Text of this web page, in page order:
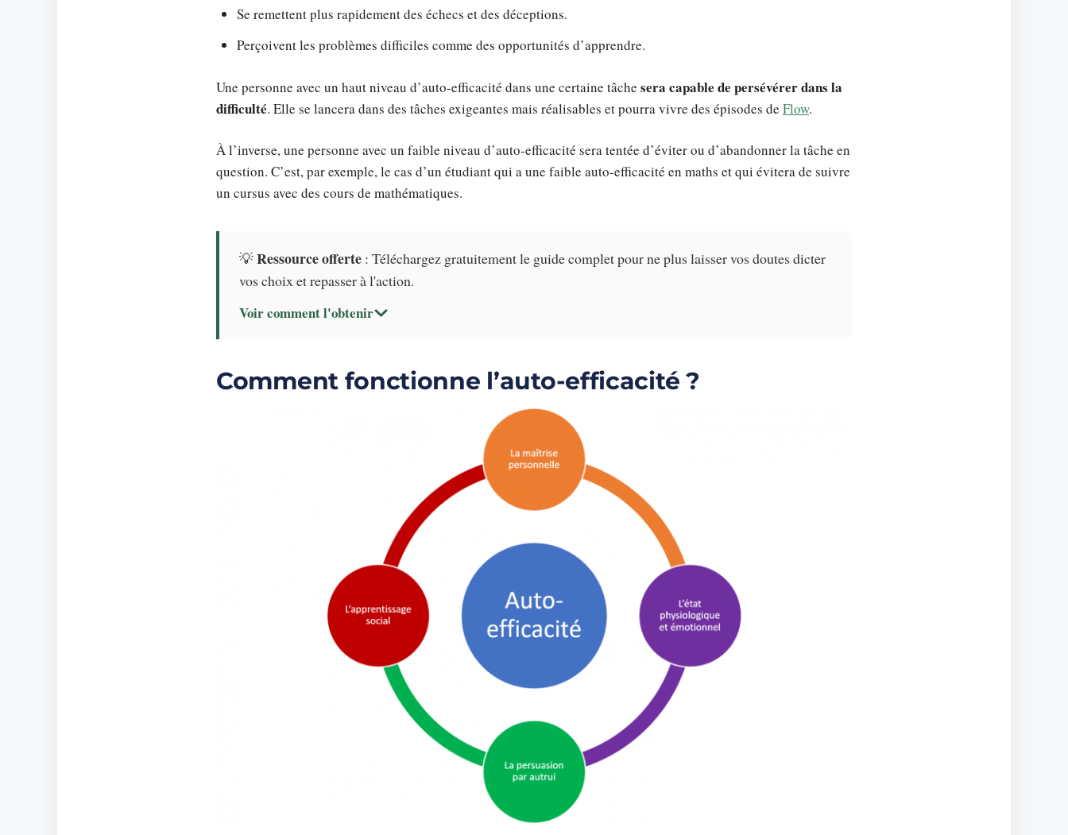
Se remettent plus rapidement des échecs et des déceptions.
Perçoivent les problèmes difficiles comme des opportunités d’apprendre.
Une personne avec un haut niveau d’auto-efficacité dans une certaine tâche sera capable de persévérer dans la
difficulté. Elle se lancera dans des tâches exigeantes mais réalisables et pourra vivre des épisodes de Flow.
À l’inverse, une personne avec un faible niveau d’auto-efficacité sera tentée d’éviter ou d’abandonner la tâche en
question. C’est, par exemple, le cas d’un étudiant qui a une faible auto-efficacité en maths et qui évitera de suivre
un cursus avec des cours de mathématiques.
💡Ressource offerte : Téléchargez gratuitement le guide complet pour ne plus laisser vos doutes dicter
vos choix et repasser à l'action.
Voir comment l'obtenir
Comment fonctionne l’auto-efficacité ?